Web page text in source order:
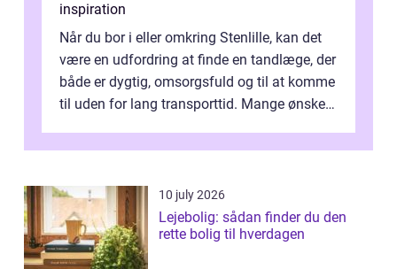
inspiration
Når du bor i eller omkring Stenlille, kan det
være en udfordring at finde en tandlæge, der
både er dygtig, omsorgsfuld og til at komme
til uden for lang transporttid. Mange ønsker
10 july 2026
Lejebolig: sådan finder du den
rette bolig til hverdagen